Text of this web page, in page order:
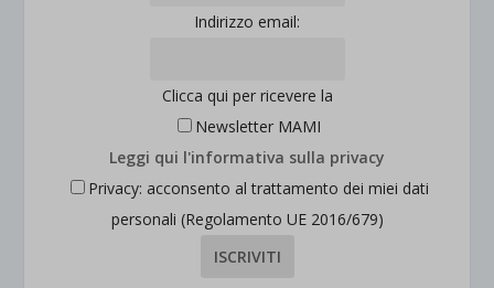
Indirizzo email:
Clicca qui per ricevere la
Newsletter MAMI
Leggi qui l'informativa sulla privacy
Privacy: acconsento al trattamento dei miei dati
personali (Regolamento UE 2016/679)